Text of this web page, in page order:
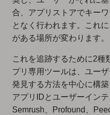
合、アプリストアでキー
となく行われます。これ
がある場所が変わります。
これを追跡するために2種
プリ専用ツールは、ユー
発見する方法を中心に構
アプリIDとユーザーイン
Semrush、Profound、